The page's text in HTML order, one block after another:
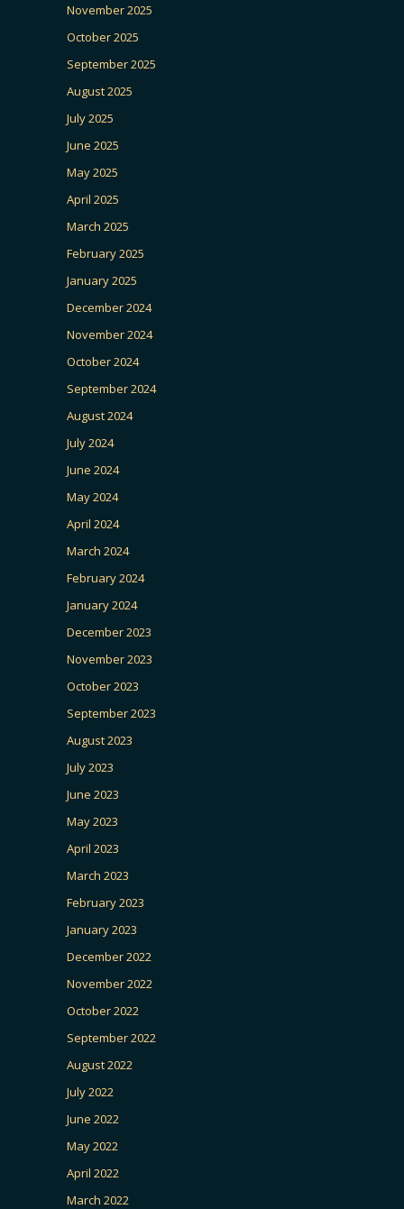
November 2025
October 2025
September 2025
August 2025
July 2025
June 2025
May 2025
April 2025
March 2025
February 2025
January 2025
December 2024
November 2024
October 2024
September 2024
August 2024
July 2024
June 2024
May 2024
April 2024
March 2024
February 2024
January 2024
December 2023
November 2023
October 2023
September 2023
August 2023
July 2023
June 2023
May 2023
April 2023
March 2023
February 2023
January 2023
December 2022
November 2022
October 2022
September 2022
August 2022
July 2022
June 2022
May 2022
April 2022
March 2022